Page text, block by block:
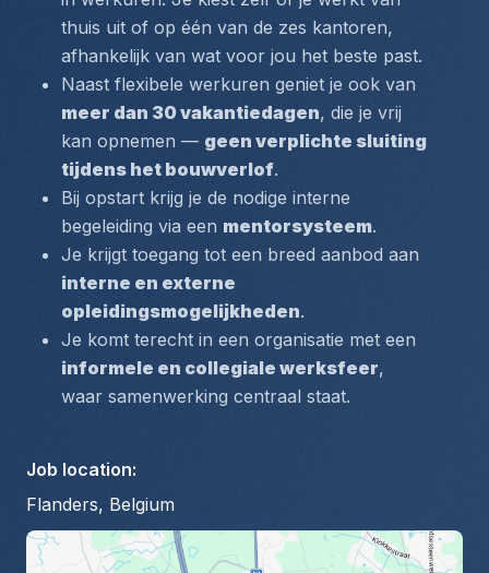
thuis uit of op één van de zes kantoren,
afhankelijk van wat voor jou het beste past.
meer dan 30 vakantiedagen, die je vrij
kan opnemen — geen verplichte sluiting
tijdens het bouwverlof.
Bij opstart krijg je de nodige interne
begeleiding via een mentorsysteem.
interne en externe
opleidingsmogelijkheden.
informele en collegiale werksfeer,
waar samenwerking centraal staat.
Job location:
Flanders, Belgium